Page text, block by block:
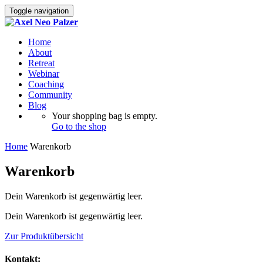
Toggle navigation
Home
About
Retreat
Webinar
Coaching
Community
Blog
Your shopping bag is empty.
Go to the shop
Home Warenkorb
Warenkorb
Dein Warenkorb ist gegenwärtig leer.
Dein Warenkorb ist gegenwärtig leer.
Zur Produktübersicht
Kontakt: